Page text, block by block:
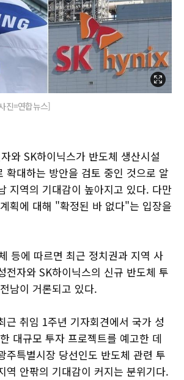
진=연합뉴스]
와 SK하이닉스가 반도체 생산시설
확대하는 방안을 검토 중인 것으로 알
지역의 기대감이 높아지고 있다. 다만
획에 대해 "확정된 바 없다"는 입장을
등에 따르면 최근 정치권과 지역 사
전자와 SK하이닉스의 신규 반도체 투
남이 거론되고 있다.
근 취임 1주년 기자회견에서 국가 성
대규모 투자 프로젝트를 예고한 데
주특별시장 당선인도 반도체 관련 투
역 안팎의 기대감이 커지는 분위기다.